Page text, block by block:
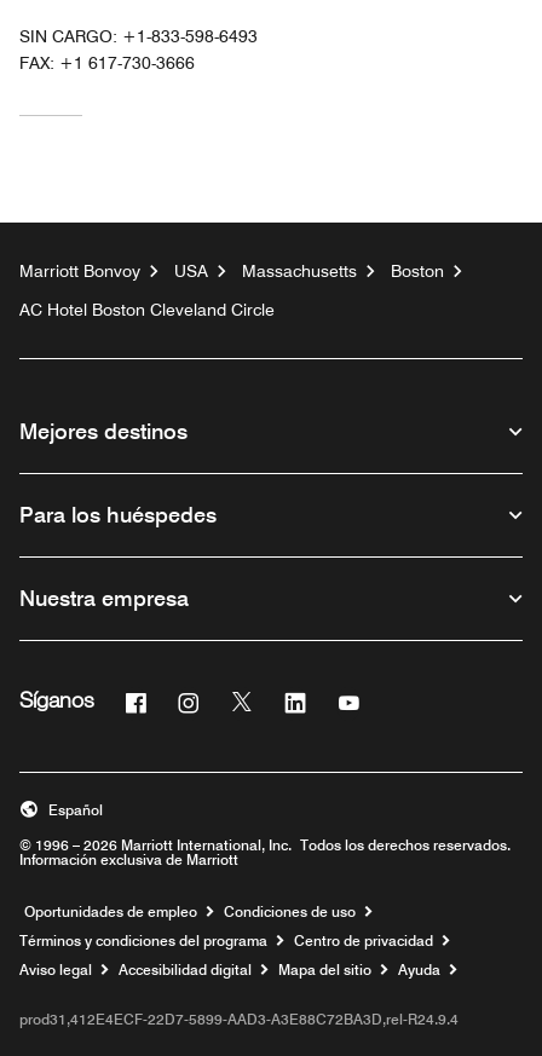
SIN CARGO: +1-833-598-6493
FAX: +1 617-730-3666
Marriott Bonvoy USA Massachusetts
Boston
AC Hotel Boston Cleveland Circle
Mejores destinos
Para los huéspedes
Nuestra empresa
Síganos Facebook
Abre una ventana nueva
Instagram
Abre una ventana nueva
Twitter
Abre una ventana nueva
Linkedin
Abre una ventana nueva
Abre una ventana
© 1996 – 2026 Marriott International, Inc. Todos los derechos reservados.
Información exclusiva de Marriott
Español
Oportunidades de empleo Abre una ventana nueva
Condiciones de uso
Términos y condiciones del programa
Centro de privacidad
Aviso legal
Accesibilidad digital Mapa del sitio Ayuda
prod31,412E4ECF-22D7-5899-AAD3-A3E88C72BA3D,rel-R24.9.4